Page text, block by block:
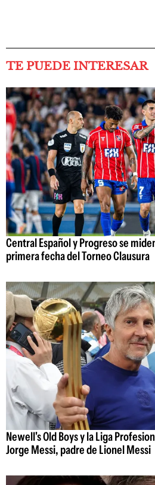
TE PUEDE INTERESAR
Central Español y Progreso se
primera fecha del Torneo Clausura
Newell's Old Boys y la Liga
Jorge Messi, padre de Lionel Messi